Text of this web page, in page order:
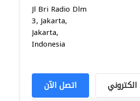
Jl Bri Radio Dlm
3, Jakarta,
Jakarta,
Indonesia
اتصل الآن